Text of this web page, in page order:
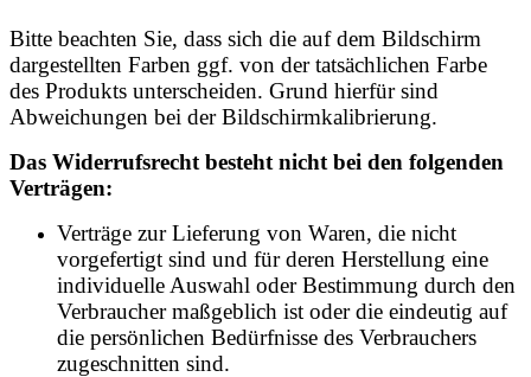
Bitte beachten Sie, dass sich die auf dem Bildschirm
dargestellten Farben ggf. von der tatsächlichen Farbe
des Produkts unterscheiden. Grund hierfür sind
Abweichungen bei der Bildschirmkalibrierung.
Das Widerrufsrecht besteht nicht bei den folgenden
Verträgen:
Verträge zur Lieferung von Waren, die nicht
vorgefertigt sind und für deren Herstellung eine
individuelle Auswahl oder Bestimmung durch den
Verbraucher maßgeblich ist oder die eindeutig auf
die persönlichen Bedürfnisse des Verbrauchers
zugeschnitten sind.